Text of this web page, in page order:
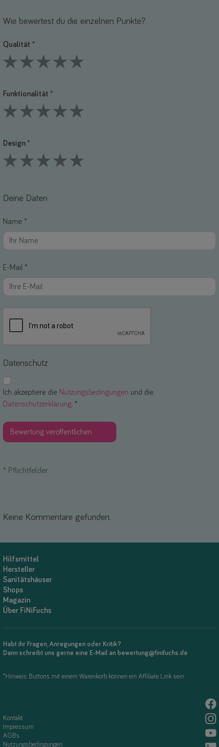
Wie bewertest du die einzelnen Punkte?
Qualität *
Funktionalität *
Design *
Deine Daten
Name *
E-Mail *
Datenschutz
Ich akzeptiere die Nutzungsbedingungen und die
Datenschutzerklärung. *
* Pflichtfelder
Keine Kommentare gefunden.
Hilfsmittel
Hersteller
Sanitätshäuser
Shops
Magazin
Über FiNiFuchs
Habt ihr Fragen, Anregungen oder Kritik?
Dann schreibt uns gerne eine E-Mail an bewertung@finifuchs.de
*Hinweis: Buttons mit einem Warenkorb können ein Affiliate Link sein.
Kontakt
Impressum
AGBs
Nutzungsbedingungen